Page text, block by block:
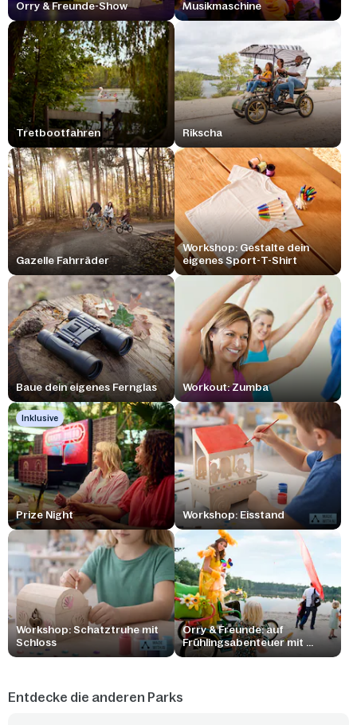
Orry & Freunde-Show
Musikmaschine
Tretbootfahren Rikscha
Gazelle Fahrräder
Workshop: Gestalte dein
eigenes Sport-T-Shirt
Baue dein eigenes Fernglas Workout: Zumba
Inklusive
Prize Night Workshop: Eisstand
Workshop: Schatztruhe mit
Schloss
Orry & Freunde: auf
Frühlingsabenteuer mit ...
Entdecke die anderen Parks